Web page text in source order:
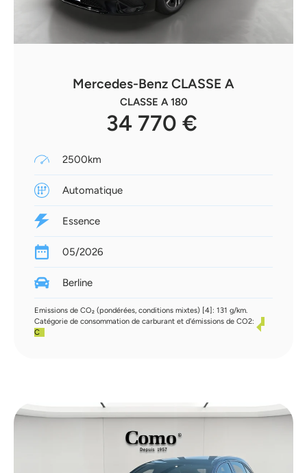
Mercedes-Benz CLASSE A
CLASSE A 180
34 770 €
2500km
Automatique
Essence
05/2026
Berline
Emissions de CO₂ (pondérées, conditions mixtes) [4]: 131 g/km.
Catégorie de consommation de carburant et d'émissions de CO2:
C